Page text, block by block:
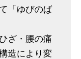
「ゆびのば
ざ・腰の痛
造により変